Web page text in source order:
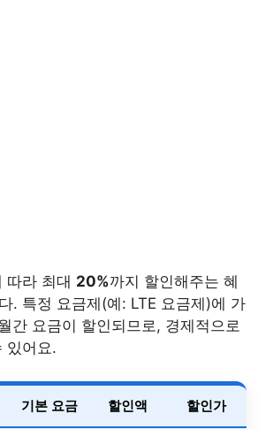
따라 최대 20%까지 할인해주는 혜
. 특정 요금제(예: LTE 요금제)에 가
간 요금이 할인되므로, 경제적으로
있어요.
기본 요금 할인액 할인가